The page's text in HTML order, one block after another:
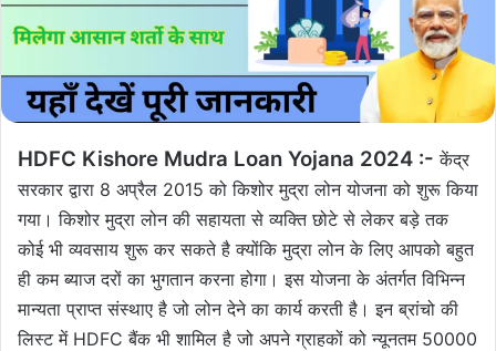
HDFC Kishore Mudra Loan Yojana 2024 :-केंद्र
सरकार द्वारा 8 अप्रैल 2015 को किशोर मुद्रा लोन योजना को शुरू किया
गया। किशोर मुद्रा लोन की सहायता से व्यक्ति छोटे से लेकर बड़े तक
कोई भी व्यवसाय शुरू कर सकते है क्योंकि मुद्रा लोन के लिए आपको बहुत
ही कम ब्याज दरों का भुगतान करना होगा। इस योजना के अंतर्गत विभिन्न
मान्यता प्राप्त संस्थाए है जो लोन देने का कार्य करती है। इन ब्रांचो की
लिस्ट में HDFC बैंक भी शामिल है जो अपने ग्राहकों को न्यूनतम 50000